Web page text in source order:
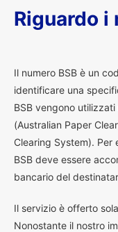
Riguardo i
Il numero BSB è un
identificare una
BSB vengono
(Australian Paper
Clearing System).
BSB deve essere
bancario del
Il servizio è offerto
Nonostante il nostro